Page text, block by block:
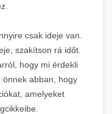
csak ideje van.
szakítson rá időt.
hogy mi érdekli
abban, hogy
amelyeket